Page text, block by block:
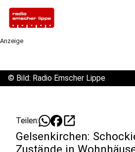
Anzeige
© Bild: Radio Emscher Lippe
Teilen: open_in_new
Gelsenkirchen:
Zustände in